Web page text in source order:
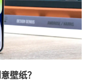
壁纸？